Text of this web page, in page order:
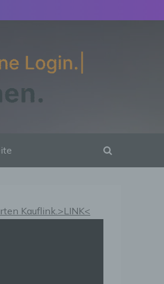
Kauflink.>LINK<